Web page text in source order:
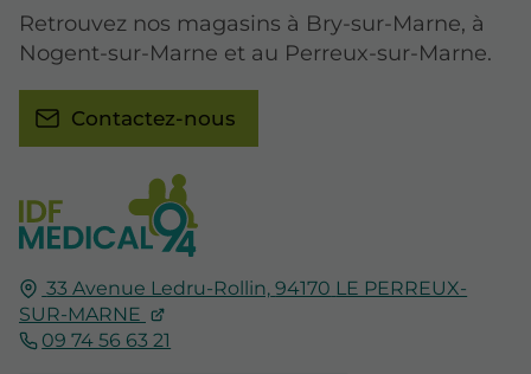
33 Avenue Ledru-Rollin, 94170 LE PERREUX-
SUR-MARNE
09 74 56 63 21
Retrouvez nos magasins à Bry-sur-Marne, à
Nogent-sur-Marne et au Perreux-sur-Marne.
Contactez-nous